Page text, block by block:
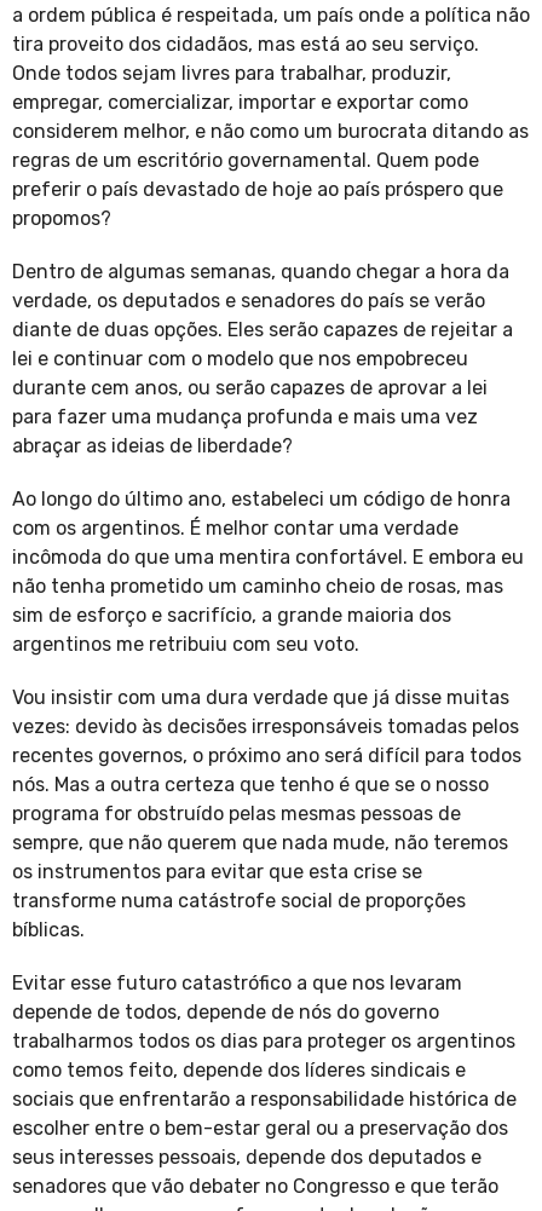
a ordem pública é respeitada, um país onde a política não
tira proveito dos cidadãos, mas está ao seu serviço.
Onde todos sejam livres para trabalhar, produzir,
empregar, comercializar, importar e exportar como
considerem melhor, e não como um burocrata ditando as
regras de um escritório governamental. Quem pode
preferir o país devastado de hoje ao país próspero que
propomos?
Dentro de algumas semanas, quando chegar a hora da
verdade, os deputados e senadores do país se verão
diante de duas opções. Eles serão capazes de rejeitar a
lei e continuar com o modelo que nos empobreceu
durante cem anos, ou serão capazes de aprovar a lei
para fazer uma mudança profunda e mais uma vez
abraçar as ideias de liberdade?
Ao longo do último ano, estabeleci um código de honra
com os argentinos. É melhor contar uma verdade
incômoda do que uma mentira confortável. E embora eu
não tenha prometido um caminho cheio de rosas, mas
sim de esforço e sacrifício, a grande maioria dos
argentinos me retribuiu com seu voto.
Vou insistir com uma dura verdade que já disse muitas
vezes: devido às decisões irresponsáveis tomadas pelos
recentes governos, o próximo ano será difícil para todos
nós. Mas a outra certeza que tenho é que se o nosso
programa for obstruído pelas mesmas pessoas de
sempre, que não querem que nada mude, não teremos
os instrumentos para evitar que esta crise se
transforme numa catástrofe social de proporções
bíblicas.
Evitar esse futuro catastrófico a que nos levaram
depende de todos, depende de nós do governo
trabalharmos todos os dias para proteger os argentinos
como temos feito, depende dos líderes sindicais e
sociais que enfrentarão a responsabilidade histórica de
escolher entre o bem-estar geral ou a preservação dos
seus interesses pessoais, depende dos deputados e
senadores que vão debater no Congresso e que terão